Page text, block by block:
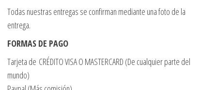
Todas nuestras entregas se confirman mediante una foto de la
entrega.
FORMAS DE PAGO
Tarjeta de CRÉDITO VISA O MASTERCARD (De cualquier parte del
mundo)